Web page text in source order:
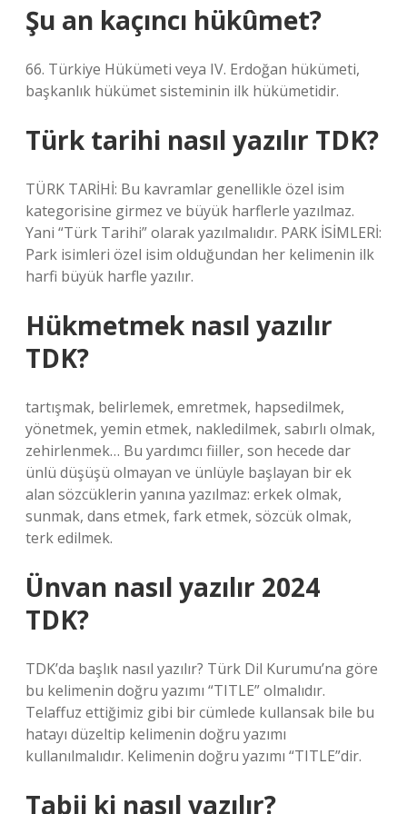
Şu an kaçıncı hükûmet?
66. Türkiye Hükümeti veya IV. Erdoğan hükümeti,
başkanlık hükümet sisteminin ilk hükümetidir.
Türk tarihi nasıl yazılır TDK?
TÜRK TARİHİ: Bu kavramlar genellikle özel isim
kategorisine girmez ve büyük harflerle yazılmaz.
Yani “Türk Tarihi” olarak yazılmalıdır. PARK İSİMLERİ:
Park isimleri özel isim olduğundan her kelimenin ilk
harfi büyük harfle yazılır.
Hükmetmek nasıl yazılır
TDK?
tartışmak, belirlemek, emretmek, hapsedilmek,
yönetmek, yemin etmek, nakledilmek, sabırlı olmak,
zehirlenmek… Bu yardımcı fiiller, son hecede dar
ünlü düşüşü olmayan ve ünlüyle başlayan bir ek
alan sözcüklerin yanına yazılmaz: erkek olmak,
sunmak, dans etmek, fark etmek, sözcük olmak,
terk edilmek.
Ünvan nasıl yazılır 2024
TDK?
TDK’da başlık nasıl yazılır? Türk Dil Kurumu’na göre
bu kelimenin doğru yazımı “TITLE” olmalıdır.
Telaffuz ettiğimiz gibi bir cümlede kullansak bile bu
hatayı düzeltip kelimenin doğru yazımı
kullanılmalıdır. Kelimenin doğru yazımı “TITLE”dir.
Tabii ki nasıl yazılır?